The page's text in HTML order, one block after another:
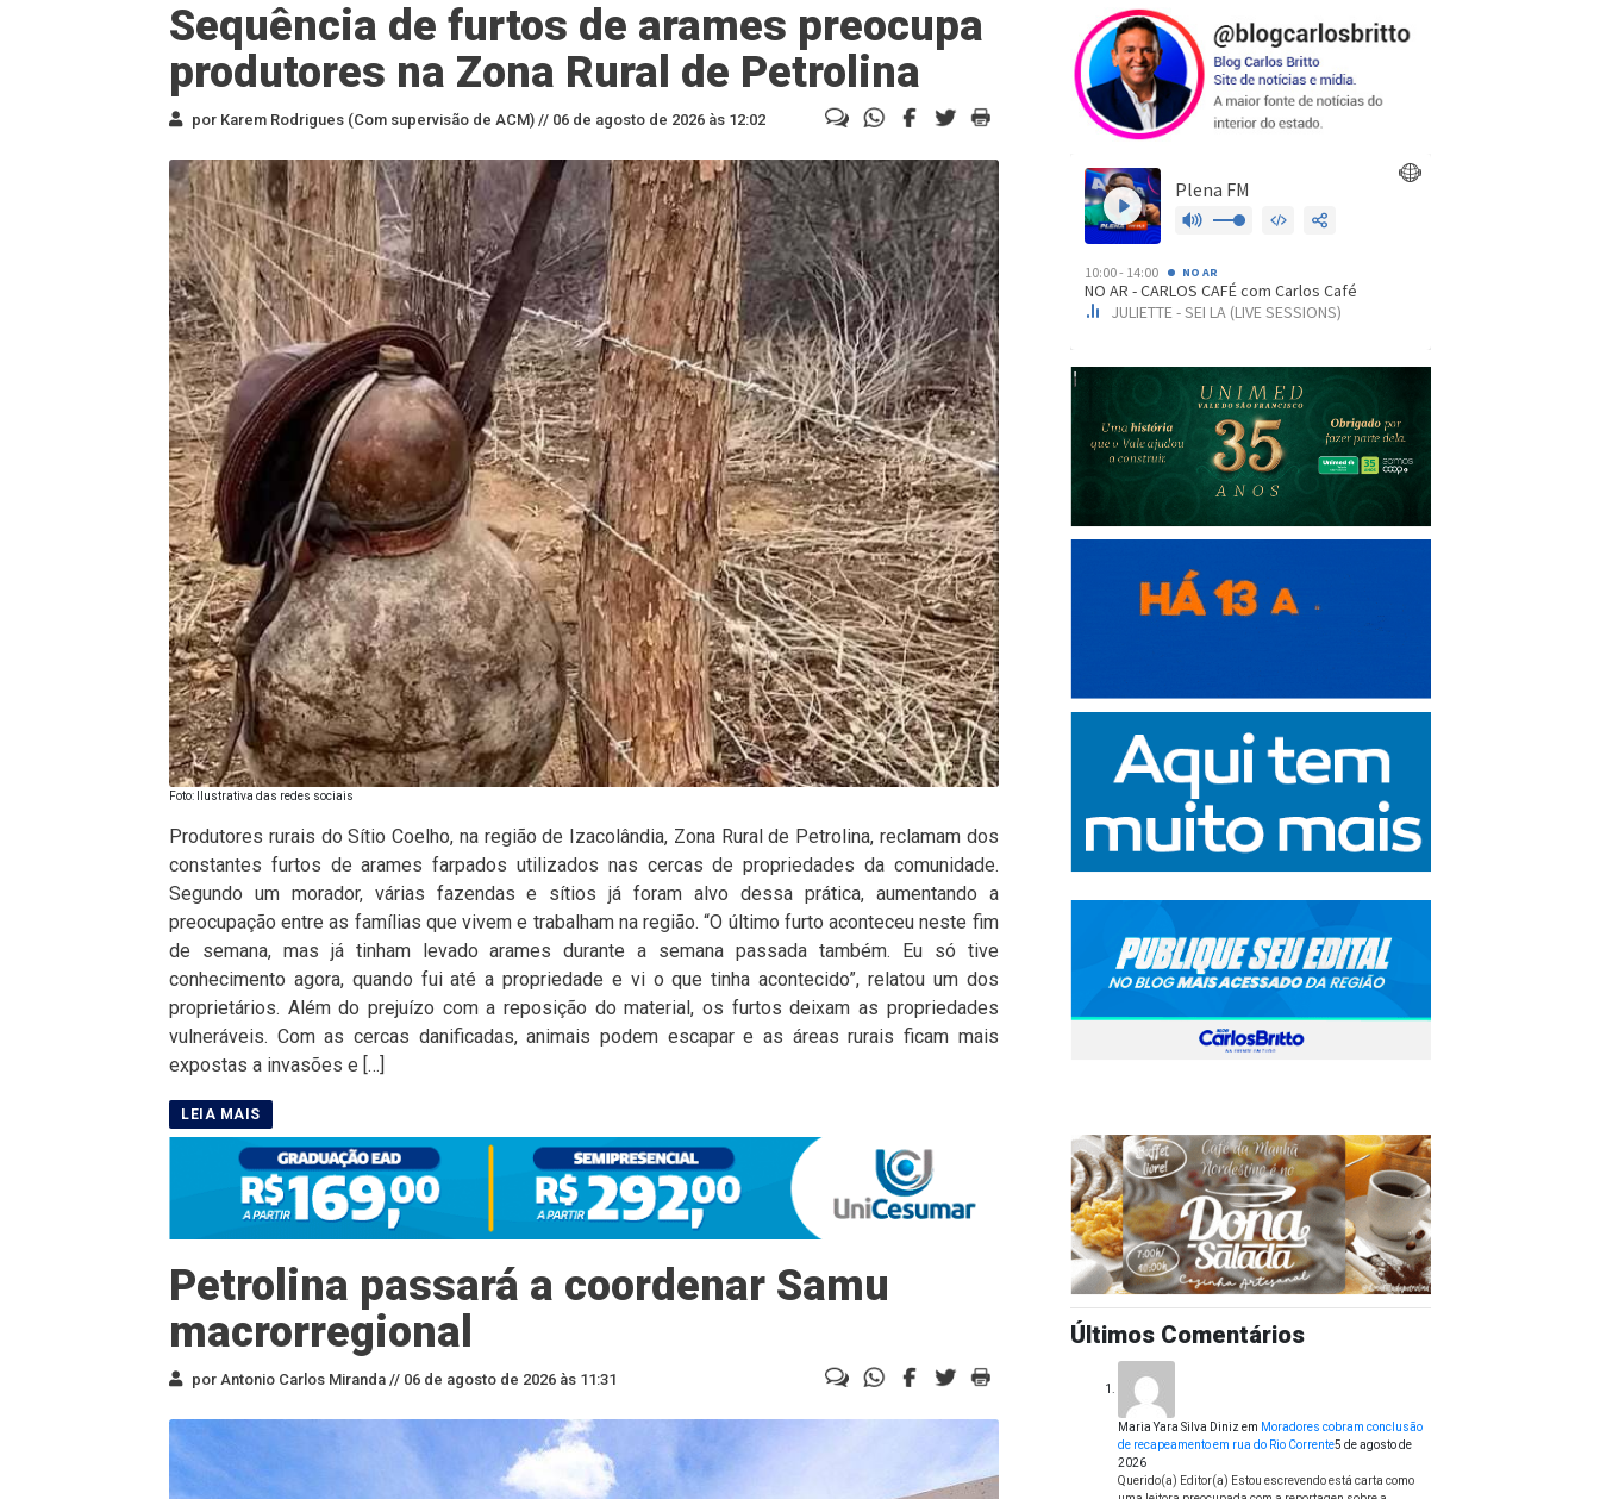
Sequência de furtos de arames preocupa
produtores na Zona Rural de Petrolina
por Karem Rodrigues (Com supervisão de ACM) // 06 de agosto de 2026 às 12:02
Foto: Ilustrativa das redes sociais
Produtores rurais do Sítio Coelho, na região de Izacolândia, Zona Rural de Petrolina, reclamam dos
constantes furtos de arames farpados utilizados nas cercas de propriedades da comunidade.
Segundo um morador, várias fazendas e sítios já foram alvo dessa prática, aumentando a
preocupação entre as famílias que vivem e trabalham na região. “O último furto aconteceu neste fim
de semana, mas já tinham levado arames durante a semana passada também. Eu só tive
conhecimento agora, quando fui até a propriedade e vi o que tinha acontecido”, relatou um dos
proprietários. Além do prejuízo com a reposição do material, os furtos deixam as propriedades
vulneráveis. Com as cercas danificadas, animais podem escapar e as áreas rurais ficam mais
expostas a invasões e […]
Petrolina passará a coordenar Samu
macrorregional
por Antonio Carlos Miranda // 06 de agosto de 2026 às 11:31
Últimos Comentários
Maria Yara Silva Diniz em Moradores cobram conclusão
de recapeamento em rua do Rio Corrente5 de agosto de
2026
Querido(a) Editor(a) Estou escrevendo está carta como